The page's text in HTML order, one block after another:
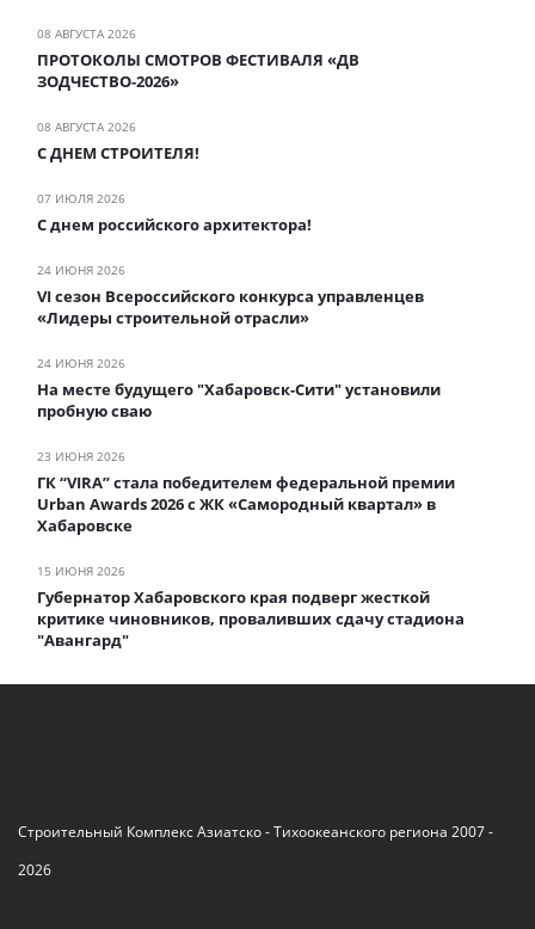
08 АВГУСТА 2026
ПРОТОКОЛЫ СМОТРОВ ФЕСТИВАЛЯ «ДВ
ЗОДЧЕСТВО-2026»
08 АВГУСТА 2026
С ДНЕМ СТРОИТЕЛЯ!
07 ИЮЛЯ 2026
С днем российского архитектора!
24 ИЮНЯ 2026
VI сезон Всероссийского конкурса управленцев
«Лидеры строительной отрасли»
24 ИЮНЯ 2026
На месте будущего "Хабаровск-Сити" установили
пробную сваю
23 ИЮНЯ 2026
ГК “VIRA” стала победителем федеральной премии
Urban Awards 2026 с ЖК «Самородный квартал» в
Хабаровске
15 ИЮНЯ 2026
Губернатор Хабаровского края подверг жесткой
критике чиновников, проваливших сдачу стадиона
"Авангард"
Строительный Комплекс Азиатско - Тихоокеанского региона 2007 -
2026